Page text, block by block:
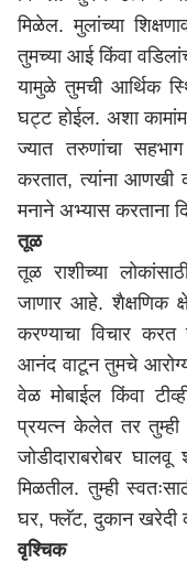
मिळेल. मुलांच्या
तुमच्या आई किंवा
यामुळे तुमची आर्थिक
घट्ट होईल. अशा
ज्यात तरुणांचा
करतात, त्यांना आणखी
मनाने अभ्यास करताना
तूळ
तूळ राशीच्या
जाणार आहे. शैक्षणिक
करण्याचा विचार करत
आनंद वाटून तुमचे
वेळ मोबाईल किंवा
प्रयत्न केलेत तर तुम्ही
जोडीदाराबरोबर
मिळतील. तुम्ही
घर, फ्लॅट, दुकान खरेदी
वृश्चिक